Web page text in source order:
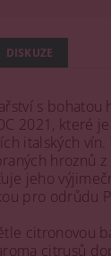
DISKUZE
s bohatou
2021, které
italských
hroznů
jeho
pro odrůdu
citronovou
citrusů